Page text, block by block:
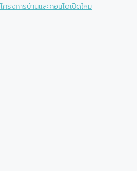
โครงการบ้านและคอนโดเปิดใหม่